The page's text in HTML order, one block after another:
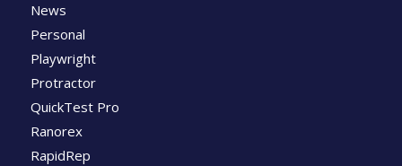
News
Personal
Playwright
Protractor
QuickTest Pro
Ranorex
RapidRep